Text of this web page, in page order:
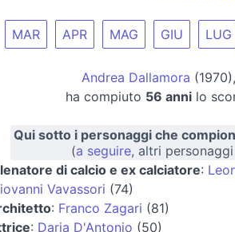
MAR APR MAG GIU LUG
Andrea Dallamora
ha compiuto 56 anni lo
Qui sotto i personaggi che
(a seguire, altri
di calcio e ex calciatore:
Vavassori (74)
: Franco Zagari (81)
: Daria D'Antonio (50)